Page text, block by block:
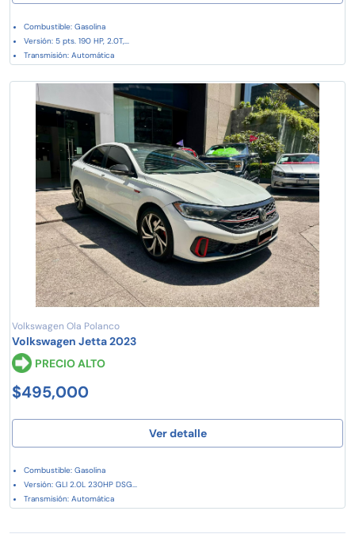
Combustible: Gasolina
Versión: 5 pts. 190 HP, 2.0T,...
Transmisión: Automática
Volkswagen Ola Polanco
Volkswagen Jetta 2023
PRECIO ALTO
$495,000
Ver detalle
Combustible: Gasolina
Versión: GLI 2.0L 230HP DSG...
Transmisión: Automática